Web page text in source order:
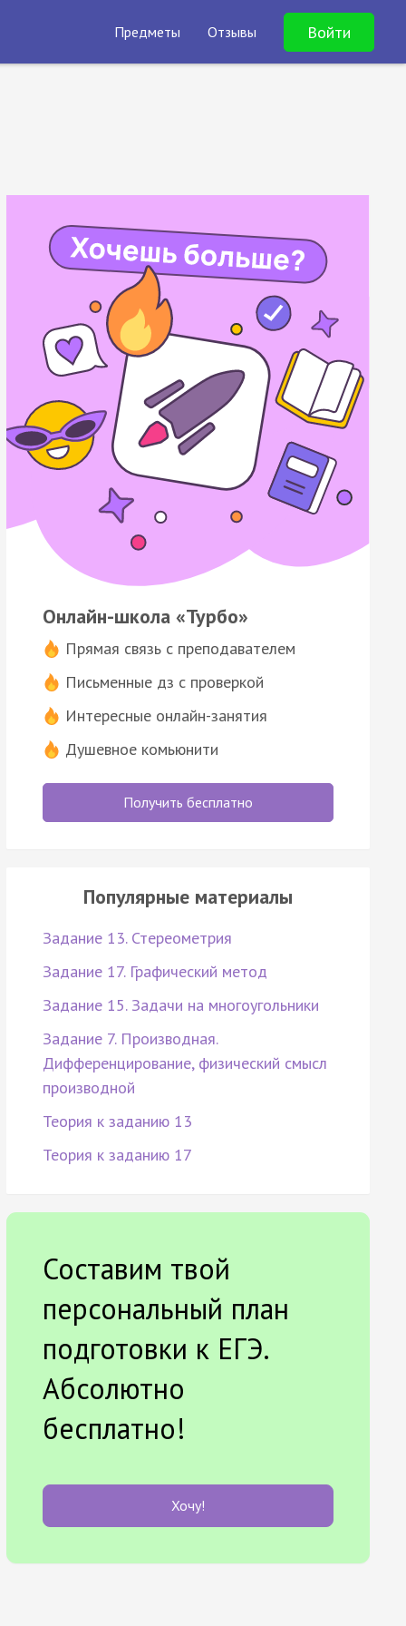
Предметы Отзывы Войти
Онлайн-школа «Турбо»
Прямая связь с преподавателем
Письменные дз с проверкой
Интересные онлайн-занятия
Душевное комьюнити
Получить бесплатно
Популярные материалы
Задание 13. Стереометрия
Задание 17. Графический метод
Задание 15. Задачи на многоугольники
Задание 7. Производная.
Дифференцирование, физический смысл
производной
Теория к заданию 13
Теория к заданию 17
Составим твой
персональный план
подготовки к ЕГЭ.
Абсолютно
бесплатно!
Хочу!